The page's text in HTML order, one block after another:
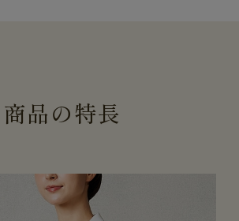
商品の特長